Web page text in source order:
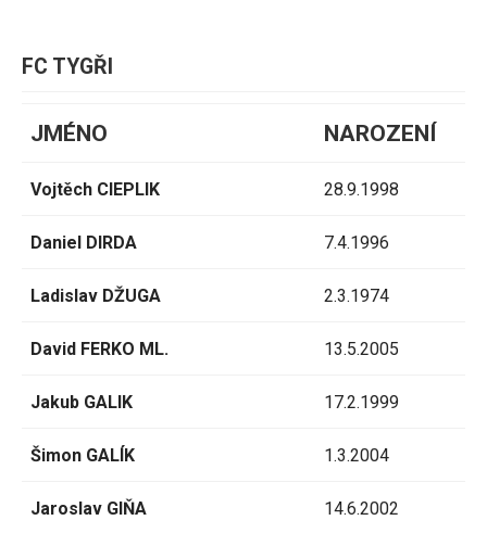
FC TYGŘI
JMÉNO NAROZENÍ
Vojtěch CIEPLIK 28.9.1998
Daniel DIRDA 7.4.1996
Ladislav DŽUGA 2.3.1974
David FERKO ML. 13.5.2005
Jakub GALIK 17.2.1999
Šimon GALÍK 1.3.2004
Jaroslav GIŇA 14.6.2002